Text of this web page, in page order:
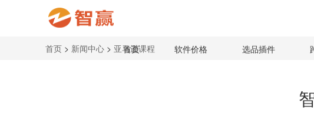
首页 软件价格 选品插件
首页 > 新闻中心 > 亚马逊课程